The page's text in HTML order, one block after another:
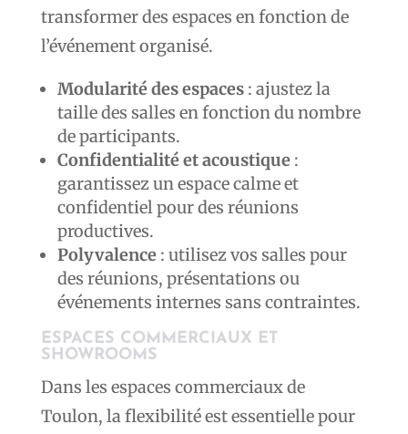
transformer des espaces en fonction de
l’événement organisé.
Modularité des espaces: ajustez la
taille des salles en fonction du nombre
de participants.
Confidentialité et acoustique :
garantissez un espace calme et
confidentiel pour des réunions
productives.
Polyvalence : utilisez vos salles pour
des réunions, présentations ou
événements internes sans contraintes.
ESPACES COMMERCIAUX ET
SHOWROOMS
Dans les espaces commerciaux de
Toulon, la flexibilité est essentielle pour